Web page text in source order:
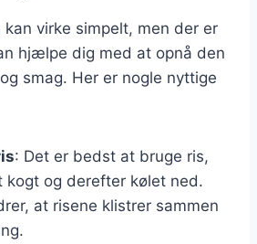
virke simpelt, men der er
hjælpe dig med at opnå den
smag. Her er nogle nyttige
: Det er bedst at bruge ris,
kogt og derefter kølet ned.
at risene klistrer sammen